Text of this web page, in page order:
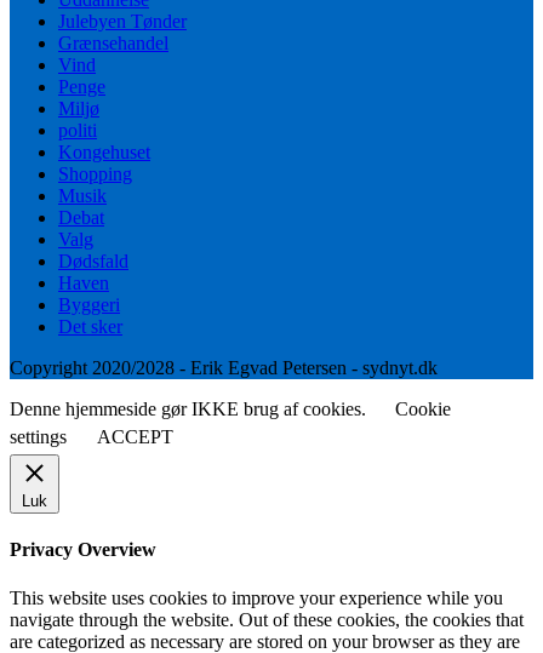
Julebyen Tønder
Grænsehandel
Vind
Penge
Miljø
politi
Kongehuset
Shopping
Musik
Debat
Valg
Dødsfald
Haven
Byggeri
Det sker
Copyright 2020/2028 - Erik Egvad Petersen - sydnyt.dk
Denne hjemmeside gør IKKE brug af cookies.
Cookie
settings
ACCEPT
Luk
Privacy Overview
This website uses cookies to improve your experience while you
navigate through the website. Out of these cookies, the cookies that
are categorized as necessary are stored on your browser as they are